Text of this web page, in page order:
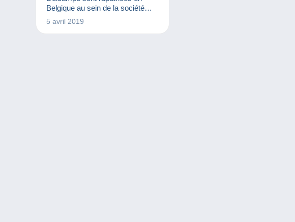
Belgique au sein de la société
historique du groupe. Attention,
5 avril 2019